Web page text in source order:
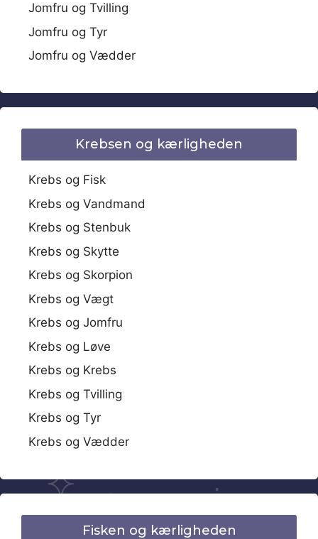
Jomfru og Tvilling
Jomfru og Tyr
Jomfru og Vædder
Krebsen og kærligheden
Krebs og Fisk
Krebs og Vandmand
Krebs og Stenbuk
Krebs og Skytte
Krebs og Skorpion
Krebs og Vægt
Krebs og Jomfru
Krebs og Løve
Krebs og Krebs
Krebs og Tvilling
Krebs og Tyr
Krebs og Vædder
Fisken og kærligheden